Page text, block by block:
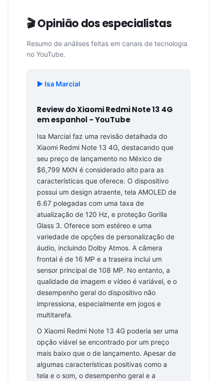
🎬 Opinião dos especialistas
Resumo de análises feitas em canais de tecnologia
no YouTube.
▶️ Isa Marcial
Review do Xiaomi Redmi Note 13 4G
em espanhol - YouTube
Isa Marcial faz uma revisão detalhada do
Xiaomi Redmi Note 13 4G, destacando que
seu preço de lançamento no México de
$6,799 MXN é considerado alto para as
características que oferece. O dispositivo
possui um design atraente, tela AMOLED de
6.67 polegadas com uma taxa de
atualização de 120 Hz, e proteção Gorilla
Glass 3. Oferece som estéreo e uma
variedade de opções de personalização de
áudio, incluindo Dolby Atmos. A câmera
frontal é de 16 MP e a traseira inclui um
sensor principal de 108 MP. No entanto, a
qualidade de imagem e vídeo é variável, e o
desempenho geral do dispositivo não
impressiona, especialmente em jogos e
multitarefa.
O Xiaomi Redmi Note 13 4G poderia ser uma
opção viável se encontrado por um preço
mais baixo que o de lançamento. Apesar de
algumas características positivas como a
tela e o som, o desempenho geral e a